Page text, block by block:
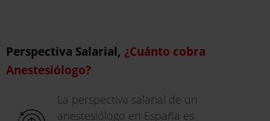
Perspectiva Salarial, ¿Cuánto cobra
Anestesiólogo?
La perspectiva salarial de un
anestesiólogo en España es